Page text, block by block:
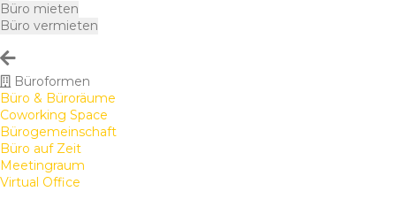
Büro mieten
Büro vermieten
Büroformen
Büro & Büroräume
Coworking Space
Bürogemeinschaft
Büro auf Zeit
Meetingraum
Virtual Office